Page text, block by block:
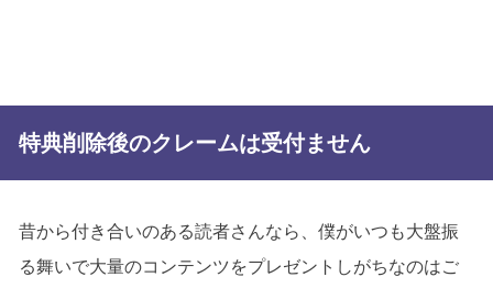
特典削除後のクレームは受付ません
昔から付き合いのある読者さんなら、僕がいつも大盤振
る舞いで大量のコンテンツをプレゼントしがちなのはご